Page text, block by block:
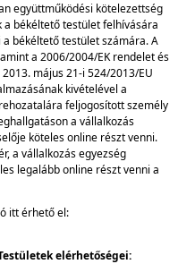
együttműködési kötelezettség
békéltető testület felhívására
békéltető testület számára. A
a 2006/2004/EK rendelet és
május 21-i 524/2013/EU
kivételével a
feljogosított személy
a vállalkozás
köteles online részt venni.
a vállalkozás egyezség
legalább online részt venni a
itt érhető el:
elérhetőségei: